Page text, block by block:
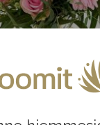
tæt lyserød